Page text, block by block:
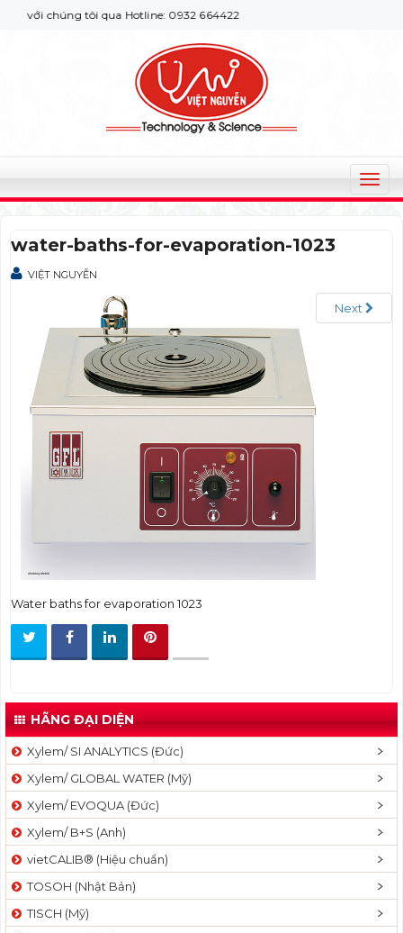
chúng tôi qua Hotline: 0932 664422
T
o
n
a
water-baths-for-evaporation-1023
VIỆT NGUYỄN
Next
Water baths for evaporation 1023
HÃNG ĐẠI DIỆN
Xylem/ SI ANALYTICS (Đức)
Xylem/ GLOBAL WATER (Mỹ)
Xylem/ EVOQUA (Đức)
Xylem/ B+S (Anh)
vietCALIB® (Hiệu chuẩn)
TOSOH (Nhật Bản)
TISCH (Mỹ)